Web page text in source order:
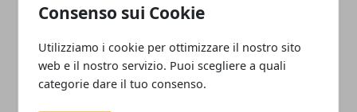
Consenso sui Cookie
Utilizziamo i cookie per ottimizzare il nostro sito
web e il nostro servizio. Puoi scegliere a quali
categorie dare il tuo consenso.